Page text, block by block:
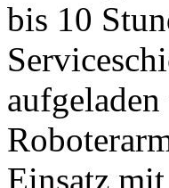
bis 10
Einsatz